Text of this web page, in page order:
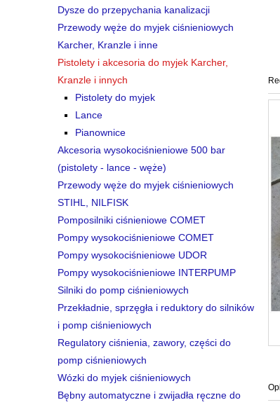
Dysze do przepychania kanalizacji
Przewody węże do myjek ciśnieniowych
Karcher, Kranzle i inne
Pistolety i akcesoria do myjek Karcher,
Kranzle i innych
Pistolety do myjek
Lance
Pianownice
Akcesoria wysokociśnieniowe 500 bar
(pistolety - lance - węże)
Przewody węże do myjek ciśnieniowych
STIHL, NILFISK
Pomposilniki ciśnieniowe COMET
Pompy wysokociśnieniowe COMET
Pompy wysokociśnieniowe UDOR
Pompy wysokociśnieniowe INTERPUMP
Silniki do pomp ciśnieniowych
Przekładnie, sprzęgła i reduktory do silników
i pomp ciśnieniowych
Regulatory ciśnienia, zawory, części do
pomp ciśnieniowych
Wózki do myjek ciśnieniowych
Bębny automatyczne i zwijadła ręczne do